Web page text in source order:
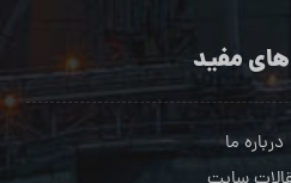
مفید
درباره ما